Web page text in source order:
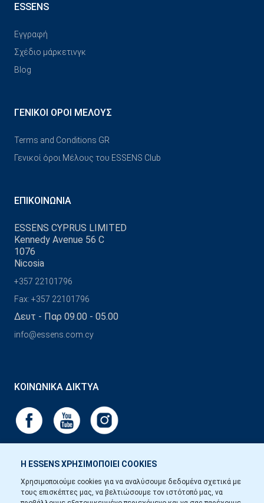
Η ESSENS ΧΡΗΣΙΜΟΠΟΙΕΙ COOKIES
Χρησιμοποιούμε cookies για να αναλύσουμε δεδομένα σχετικά με
τους επισκέπτες μας, να βελτιώσουμε τον ιστότοπό μας, να
ESSENS
Εγγραφή
Σχέδιο μάρκετινγκ
Blog
ΓΕΝΙΚΟΊ ΌΡΟΙ ΜΈΛΟΥΣ
Terms and Conditions GR
Γενικοί όροι Μέλους του ESSENS Club
ΕΠΙΚΟΙΝΩΝΊΑ
ESSENS CYPRUS LIMITED
Kennedy Avenue 56 C
1076
Nicosia
+357 22101796
Fax: +357 22101796
Δευτ - Παρ 09.00 - 05.00
info@essens.com.cy
ΚΟΙΝΩΝΙΚΆ ΔΊΚΤΥΑ